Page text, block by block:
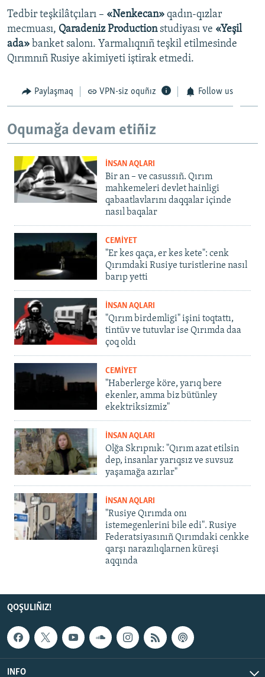
Tedbir teşkilâtçıları – «Nenkecan» qadın-qızlar
mecmuası, Qaradeniz Productionstudiyası ve «Yeşil
ada» banket salonı. Yarmalıqnıñ teşkil etilmesinde
Qırımnıñ Rusiye akimiyeti iştirak etmedi.
Paylaşmaq VPN-siz oquñız Follow us
Oqumağa devam etiñiz
İNSAN AQLARI
Bir an – ve casussıñ. Qırım
mahkemeleri devlet hainligi
qabaatlavlarını daqqalar içinde
nasıl baqalar
CEMİYET
"Er kes qaça, er kes kete": cenk
Qırımdaki Rusiye turistlerine nasıl
barıp yetti
İNSAN AQLARI
"Qırım birdemligi" işini toqtattı,
tintüv ve tutuvlar ise Qırımda daa
çoq oldı
CEMİYET
"Haberlerge köre, yarıq bere
ekenler, amma biz bütünley
ekektriksizmiz"
İNSAN AQLARI
Olğa Skrıpnık: "Qırım azat etilsin
dep, insanlar yarıqsız ve suvsuz
yaşamağa azırlar"
İNSAN AQLARI
"Rusiye Qırımda onı
istemegenlerini bile edi". Rusiye
Federatsiyasınıñ Qırımdaki cenkke
qarşı narazılıqlarnen küreşi
aqqında
QOŞULIÑIZ!
INFO